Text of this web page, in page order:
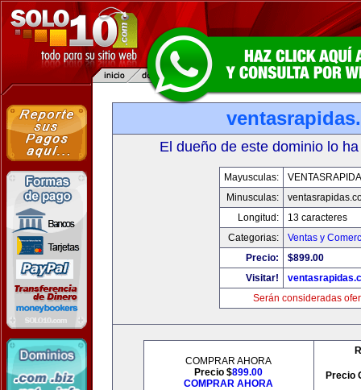
El dueño de este dominio lo
Mayusculas:
Minusculas:
Longitud:
13 caracteres
Categorias:
Ventas y
Precio:
$899.00
Visitar!
Serán consideradas
COMPRAR AHORA
Precio $899.00
COMPRAR AHORA
Precio